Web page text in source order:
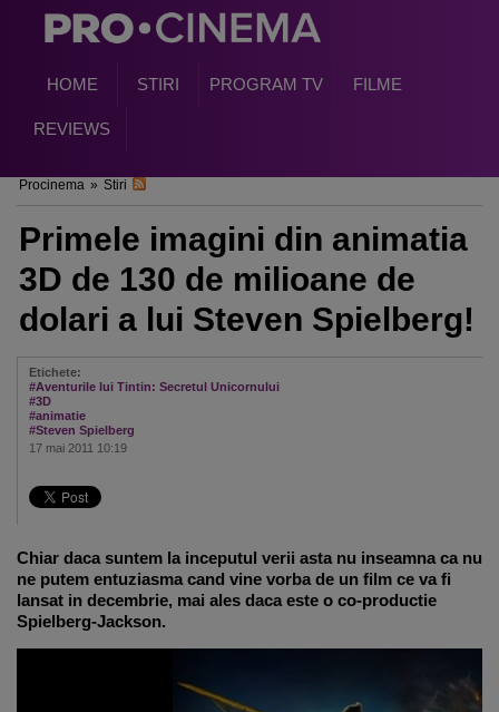
HOME STIRI PROGRAM TV FILME
REVIEWS
Procinema » Stiri
Primele imagini din animatia
3D de 130 de milioane de
dolari a lui Steven Spielberg!
Etichete:
#Aventurile lui Tintin: Secretul Unicornului
#3D
#animatie
#Steven Spielberg
17 mai 2011 10:19
Chiar daca suntem la inceputul verii asta nu inseamna ca nu
ne putem entuziasma cand vine vorba de un film ce va fi
lansat in decembrie, mai ales daca este o co-productie
Spielberg-Jackson.